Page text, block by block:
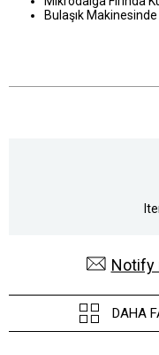
Bulaşık
Notify
DAHA